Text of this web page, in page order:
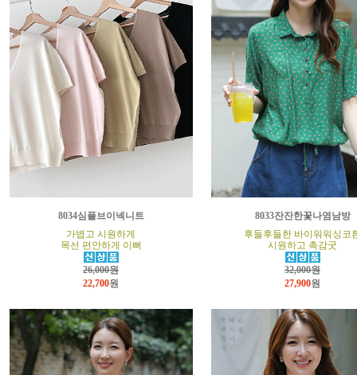
8034심플브이넥니트
가볍고 시원하게
목선 편안하게 이뻐
26,000원
22,700원
8033잔잔한꽃나염남방
후들후들한 바이워워싱코
시원하고 촉감굿
32,000원
27,900원